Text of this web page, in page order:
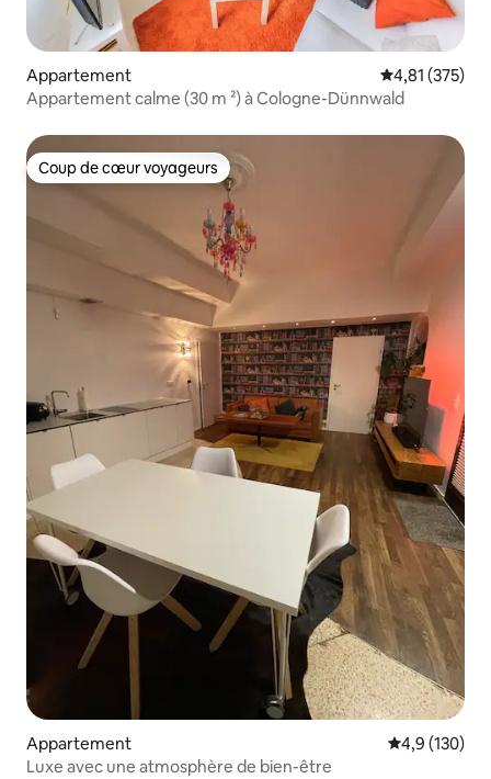
Appartement Évaluation
4,81 (375)
Appartement calme (30 m ²) à Cologne-Dünnwald
Coup de cœur voyageurs
Coup de cœur voyageurs
Appartement Évaluation
4,9 (130)
Luxe avec une atmosphère de bien-être